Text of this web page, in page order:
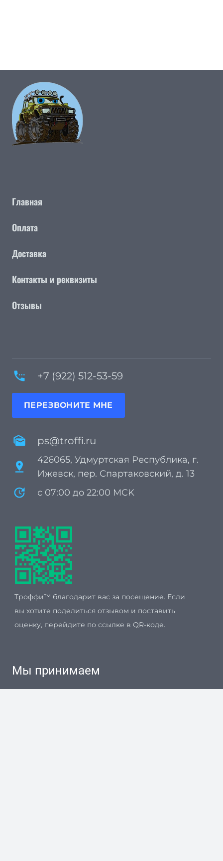
Главная
Оплата
Доставка
Контакты и реквизиты
Отзывы
settings_phone +7 (922) 512-53-59
ПЕРЕЗВОНИТЕ МНЕ
mark_as_unread ps@troffi.ru
pin_drop
426065, Удмуртская Республика, г.
Ижевск, пер. Спартаковский, д. 13
update с 07:00 до 22:00 MCK
Троффи™ благодарит вас за посещение. Если
вы хотите поделиться отзывом и поставить
оценку, перейдите по ссылке в QR-коде.
Мы принимаем